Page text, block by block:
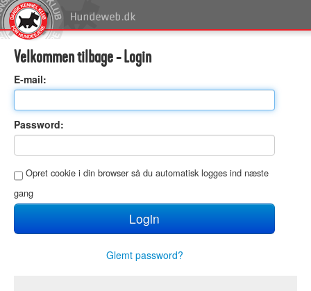
Velkommen tilbage - Login
E-mail:
Password:
Opret cookie i din browser så du automatisk logges ind næste
gang
Glemt password?